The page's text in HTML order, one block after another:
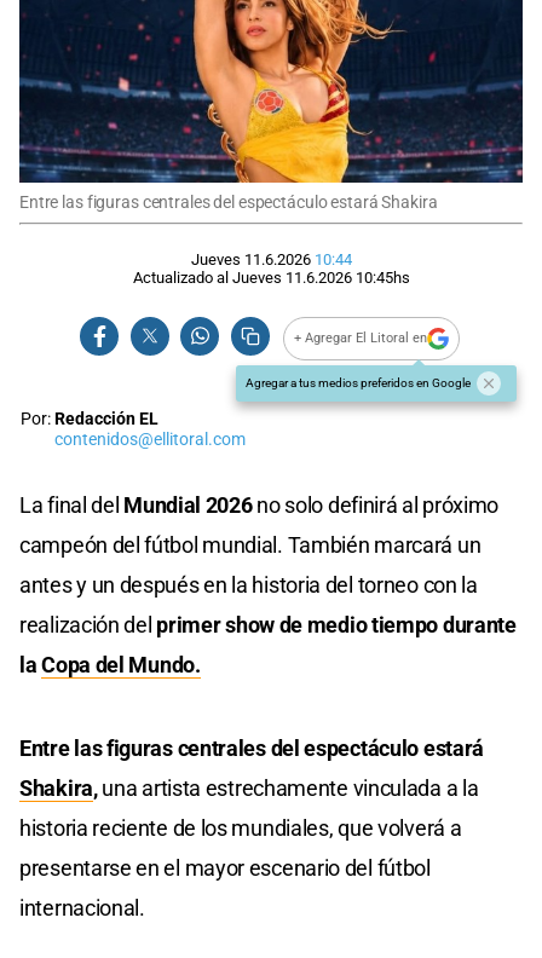
Entre las figuras centrales del espectáculo estará Shakira
Jueves 11.6.2026 10:44
Actualizado al Jueves 11.6.2026 10:45hs
+ Agregar El Litoral en
Agregar a tus medios preferidos en Google
Por:Redacción EL
contenidos@ellitoral.com
La final del Mundial 2026no solo definirá al próximo
campeón del fútbol mundial. También marcará un
antes y un después en la historia del torneo con la
realización del primer show de medio tiempo durante
laCopa del Mundo.
Entre las figuras centrales del espectáculo estará
Shakira,una artista estrechamente vinculada a la
historia reciente de los mundiales, que volverá a
presentarse en el mayor escenario del fútbol
internacional.